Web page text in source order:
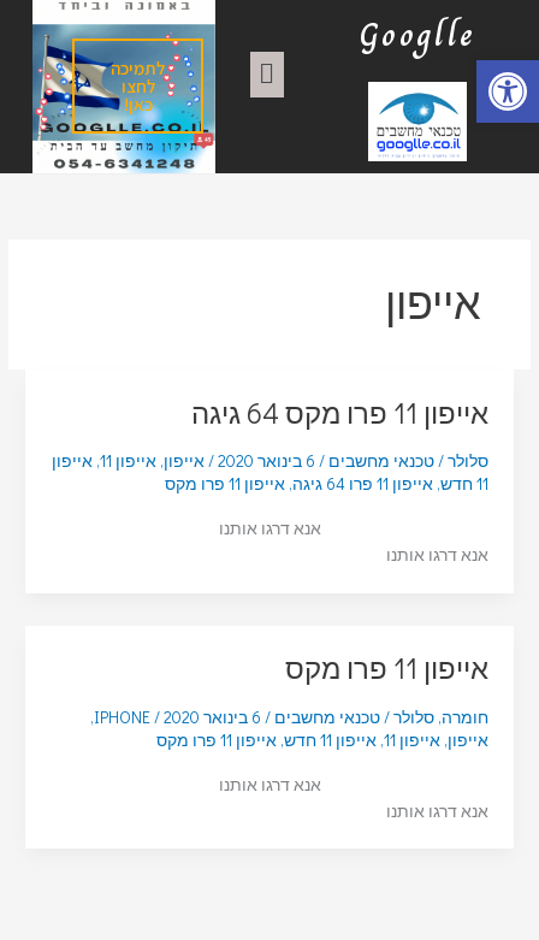
פתח סרגל נגישות
Googlle
תפריט לתמיכה
לחצו
כאן!
אייפון
אייפון 11 פרו מקס 64 גיגה
סלולר/טכנאי מחשבים / 6 בינואר 2020 /אייפון, אייפון 11 , אייפון
11 חדש
, אייפון 11 פרו 64 גיגה , אייפון 11 פרו מקס
אנא דרגו אותנו
אנא דרגו אותנו
אייפון 11 פרו מקס
חומרה, סלולר/טכנאי מחשבים / 6 בינואר 2020 /
IPHONE
,
אייפון, אייפון 11 , אייפון 11 חדש , אייפון 11 פרו מקס
אנא דרגו אותנו
אנא דרגו אותנו
ג
ו
י